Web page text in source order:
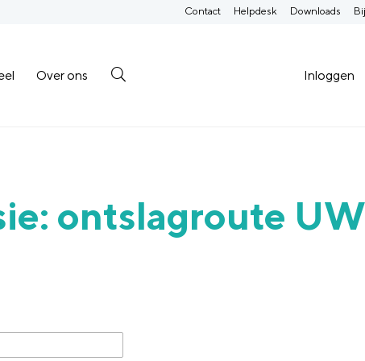
Over ons Inloggen
Contact Helpdesk Downloads
ontslagroute